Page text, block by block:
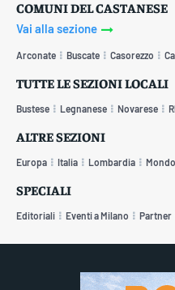
COMUNI DEL CASTANESE
Vai alla sezione
Arconate Buscate Casorezzo
TUTTE LE SEZIONI LOCALI
Bustese Legnanese Novarese
ALTRE SEZIONI
Europa Italia Lombardia Mondo
SPECIALI
Editoriali Eventi a Milano Partner